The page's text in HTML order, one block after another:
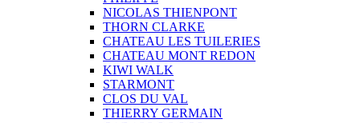
NICOLAS THIENPONT
THORN CLARKE
CHATEAU LES TUILERIES
CHATEAU MONT REDON
KIWI WALK
STARMONT
CLOS DU VAL
THIERRY GERMAIN